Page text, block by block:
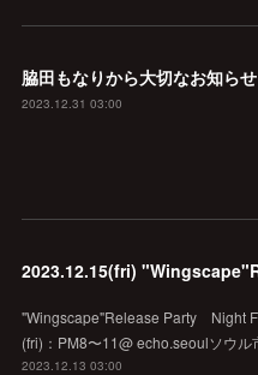
脇田もなりから大切なお知らせ
2023.12.31 03:00
"Wingscape"Release Party Night
(fri)：PM8〜11@ echo.seoulソウ
2023.12.13 03:00